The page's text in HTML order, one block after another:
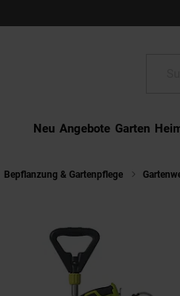
Neu Angebote Garten
Bepflanzung & Gartenpflege